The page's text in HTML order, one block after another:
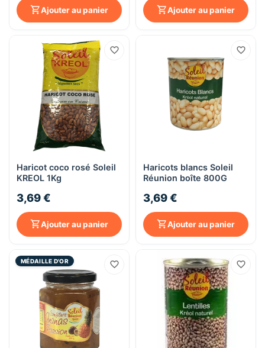
Ajouter au panier Ajouter au panier
Haricot coco rosé Soleil
KREOL 1Kg
3,69 €
Ajouter au panier
Haricots blancs Soleil
Réunion boîte 800G
3,69 €
Ajouter au panier
MÉDAILLE D'OR